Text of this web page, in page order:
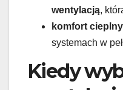
wentylacją,
komfort cieplny
systemach w
Kiedy